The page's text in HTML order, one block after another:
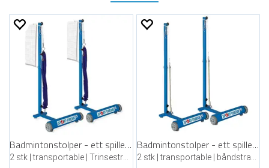
Badmintonstolper - ett spillefelt Badmintonstolper - ett spillefelt